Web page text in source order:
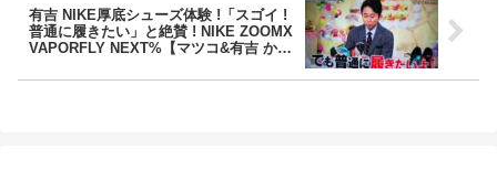
有吉 NIKE厚底シューズ体験 !「スゴイ !
普通に履きたい」と絶賛 ! NIKE ZOOMX
VAPORFLY NEXT%【マツコ&有吉 かり